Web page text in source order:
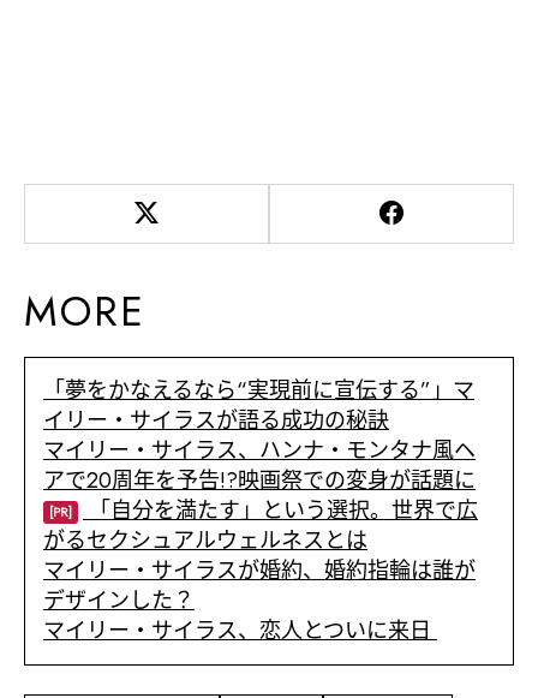
MORE
「夢をかなえるなら“実現前に宣伝する”」マ
イリー・サイラスが語る成功の秘訣
マイリー・サイラス、ハンナ・モンタナ風ヘ
アで20周年を予告!?映画祭での変身が話題に
[PR]
「自分を満たす」という選択。世界で広
がるセクシュアルウェルネスとは
マイリー・サイラスが婚約、婚約指輪は誰が
デザインした？
マイリー・サイラス、恋人とついに来日